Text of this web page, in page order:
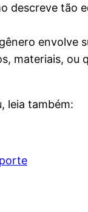
descreve tão
envolve
materiais, ou
leia também: